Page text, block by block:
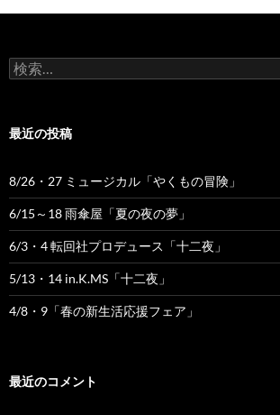
検
索:
最近の投稿
8/26・27 ミュージカル「やくもの冒険」
6/15～18 雨傘屋「夏の夜の夢」
6/3・4 転回社プロデュース「十二夜」
5/13・14 in.K.MS「十二夜」
4/8・9「春の新生活応援フェア」
最近のコメント